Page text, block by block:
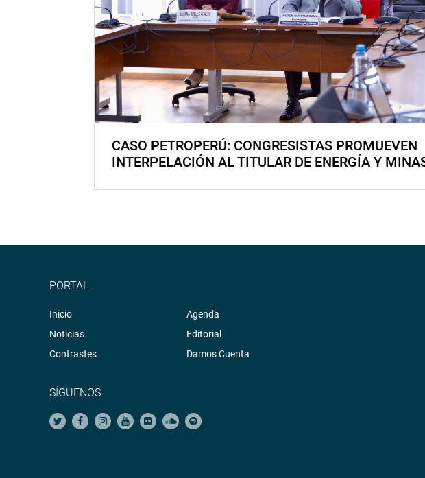
CASO PETROPERÚ: CONGRESISTAS PROMUEVEN
INTERPELACIÓN AL TITULAR DE ENERGÍA Y
PORTAL
Inicio
Noticias
Contrastes
Agenda
Editorial
Damos Cuenta
SÍGUENOS